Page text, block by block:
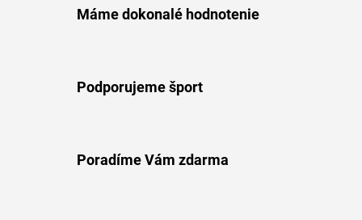
Máme dokonalé hodnotenie
Podporujeme šport
Poradíme Vám zdarma